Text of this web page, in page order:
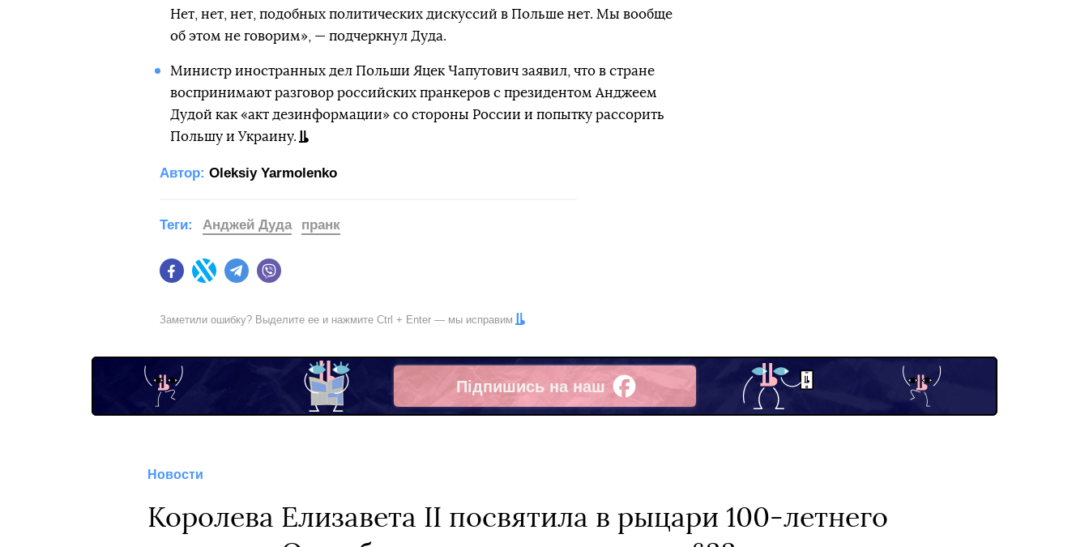
Нет, нет, нет, подобных политических дискуссий в Польше нет. Мы вообще
об этом не говорим», — подчеркнул Дуда.
Министр иностранных дел Польши Яцек Чапутович заявил, что в стране
воспринимают разговор российских пранкеров с президентом Анджеем
Дудой как «акт дезинформации» со стороны России и попытку рассорить
Польшу и Украину.
Автор: Oleksiy Yarmolenko
FacebookTwitter Telegram
Теги: Анджей Дуда пранк
Заметили ошибку? Выделите ее и нажмите Ctrl + Enter — мы исправим
Підпишись на наш
Facebook
Новости
Королева Елизавета II посвятила в рыцари 100-летнего